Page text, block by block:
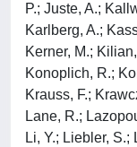
P.; Juste, A.;
Karlberg, A.;
Kerner, M.;
Konoplich, R.;
Krauss, F.;
Lane, R.;
Li, Y.; Liebler,